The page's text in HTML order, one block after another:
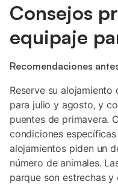
Consejos
equipaje
Recomendaciones
Reserve su
para julio y agosto, y
puentes de primavera.
condiciones
alojamientos piden un
número de animales.
parque son estrechas